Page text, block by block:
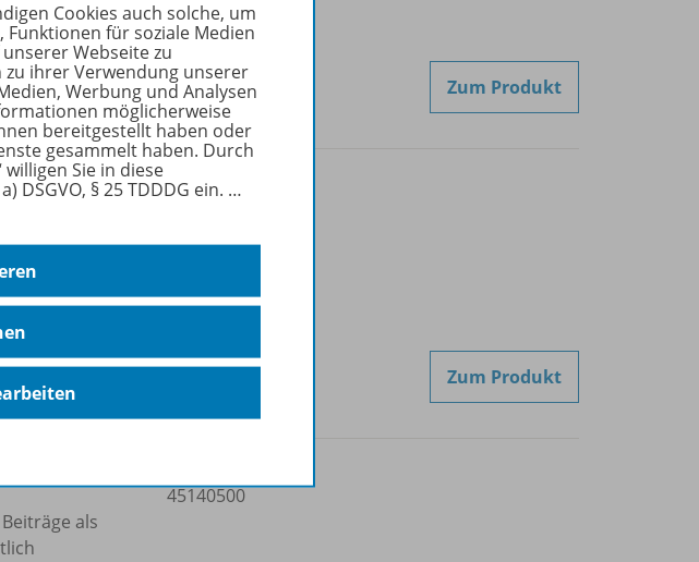
Zum Produkt
Zum Produkt
als
45140500
Cookies auch solche, um
für soziale Medien
Webseite zu
ihrer Verwendung unserer
Werbung und Analysen
möglicherweise
bereitgestellt haben oder
gesammelt haben. Durch
Sie in diese
DSGVO, § 25 TDDDG ein. …